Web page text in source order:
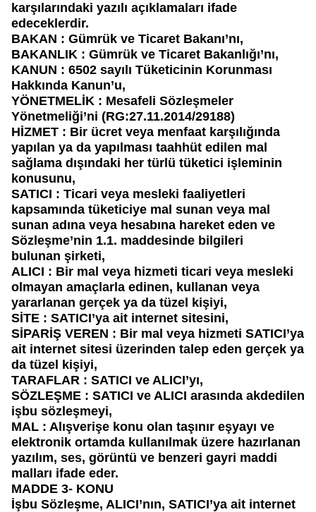
karşılarındaki yazılı açıklamaları ifade
edeceklerdir.
BAKAN : Gümrük ve Ticaret Bakanı’nı,
BAKANLIK : Gümrük ve Ticaret Bakanlığı’nı,
KANUN : 6502 sayılı Tüketicinin Korunması
Hakkında Kanun’u,
YÖNETMELİK : Mesafeli Sözleşmeler
Yönetmeliği’ni (RG:27.11.2014/29188)
HİZMET : Bir ücret veya menfaat karşılığında
yapılan ya da yapılması taahhüt edilen mal
sağlama dışındaki her türlü tüketici işleminin
konusunu,
SATICI : Ticari veya mesleki faaliyetleri
kapsamında tüketiciye mal sunan veya mal
sunan adına veya hesabına hareket eden ve
Sözleşme’nin 1.1. maddesinde bilgileri
bulunan şirketi,
ALICI : Bir mal veya hizmeti ticari veya mesleki
olmayan amaçlarla edinen, kullanan veya
yararlanan gerçek ya da tüzel kişiyi,
SİTE : SATICI’ya ait internet sitesini,
SİPARİŞ VEREN : Bir mal veya hizmeti SATICI’ya
ait internet sitesi üzerinden talep eden gerçek ya
da tüzel kişiyi,
TARAFLAR : SATICI ve ALICI’yı,
SÖZLEŞME : SATICI ve ALICI arasında akdedilen
işbu sözleşmeyi,
MAL : Alışverişe konu olan taşınır eşyayı ve
elektronik ortamda kullanılmak üzere hazırlanan
yazılım, ses, görüntü ve benzeri gayri maddi
malları ifade eder.
MADDE 3- KONU
İşbu Sözleşme, ALICI’nın, SATICI’ya ait internet